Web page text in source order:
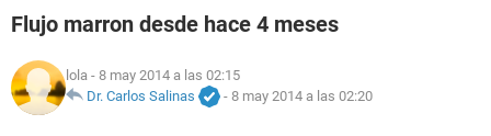
FAMILIA
NUTRICIÓN
Flujo marron desde hace 4 meses
lola - 8 may 2014 a las 02:15
Dr. Carlos Salinas
- 8 may 2014 a las 02:20